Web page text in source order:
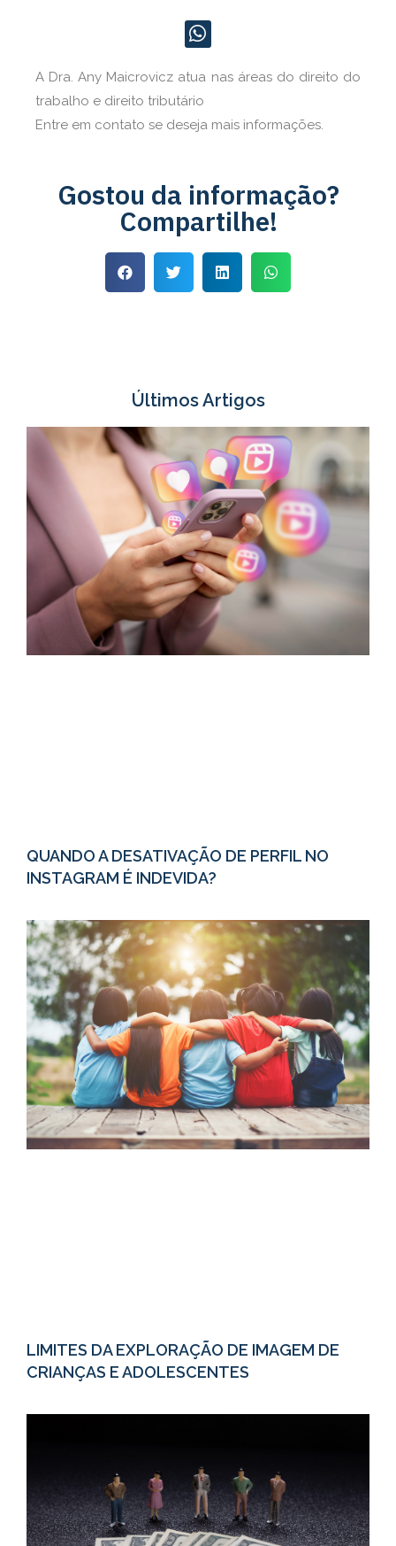
A Dra. Any Maicrovicz atua nas áreas do direito do
trabalho e direito tributário
Entre em contato se deseja mais informações.
Gostou da informação?
Compartilhe!
Últimos Artigos
QUANDO A DESATIVAÇÃO DE PERFIL NO
INSTAGRAM É INDEVIDA?
LIMITES DA EXPLORAÇÃO DE IMAGEM DE
CRIANÇAS E ADOLESCENTES